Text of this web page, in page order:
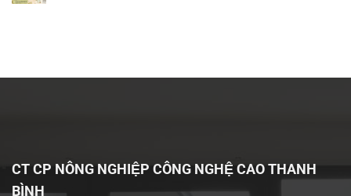
CT CP NÔNG NGHIỆP CÔNG NGHỆ CAO THANH
BÌNH